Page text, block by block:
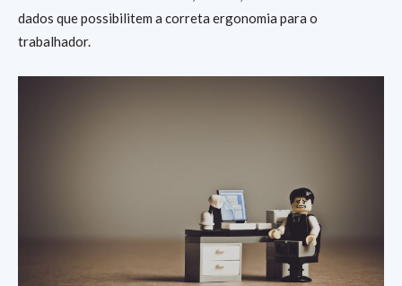
dados que possibilitem a correta ergonomia para o
trabalhador.